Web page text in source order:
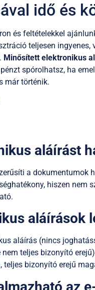
idő és
és feltételekkel
teljesen
Minősített elektronikus
spórolhatsz, ha
már történik.
aláírást
a dokumentumok
hiszen nem
aláírások
aláírás (nincs
teljes bizonyító
bizonyító erejű
az